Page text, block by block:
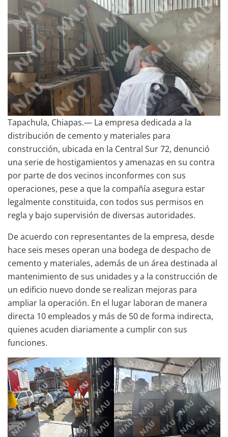
Tapachula, Chiapas.— La empresa dedicada a la
distribución de cemento y materiales para
construcción, ubicada en la Central Sur 72, denunció
una serie de hostigamientos y amenazas en su contra
por parte de dos vecinos inconformes con sus
operaciones, pese a que la compañía asegura estar
legalmente constituida, con todos sus permisos en
regla y bajo supervisión de diversas autoridades.
De acuerdo con representantes de la empresa, desde
hace seis meses operan una bodega de despacho de
cemento y materiales, además de un área destinada al
mantenimiento de sus unidades y a la construcción de
un edificio nuevo donde se realizan mejoras para
ampliar la operación. En el lugar laboran de manera
directa 10 empleados y más de 50 de forma indirecta,
quienes acuden diariamente a cumplir con sus
funciones.